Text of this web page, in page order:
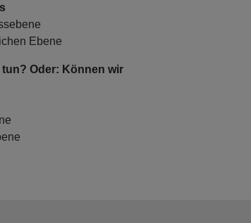
Ebene
Oder: Können wir